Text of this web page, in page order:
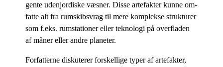
gen­te udenjor­di­ske væs­ner. Dis­se ar­te­fak­ter kun­ne om­
fat­te alt fra rum­skibsvrag til mere kom­plek­se struk­tu­rer
som f.eks. rum­sta­tio­ner el­ler tek­no­lo­gi på over­fla­den
af må­ner el­ler an­dre planeter.
For­fat­ter­ne dis­ku­te­rer for­skel­li­ge ty­per af ar­te­fak­ter,